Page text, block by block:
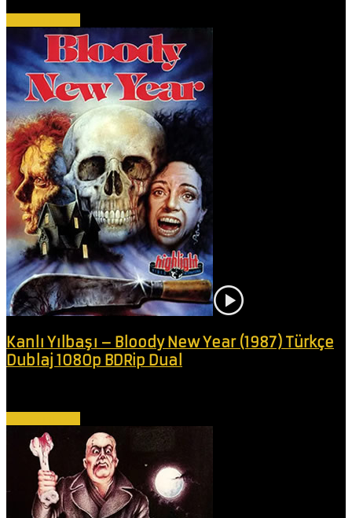
Kanlı Yılbaşı – Bloody New Year (1987) Türkçe
Dublaj 1080p BDRip Dual